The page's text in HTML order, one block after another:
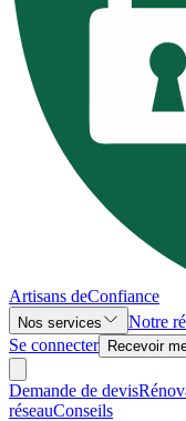
Artisans deConfiance
Nos services Notre
Se connecter
Recevoir
Demande de devis
réseauConseils